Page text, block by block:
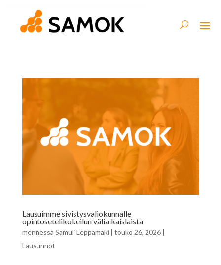
Lausuimme sivistysvaliokunnalle
opintosetelikokeilun väliaikaislaista
mennessä Samuli Leppämäki| touko 26, 2026|
Lausunnot